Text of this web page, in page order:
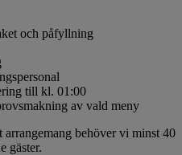
och påfyllning
till kl. 01:00
av vald meny
behöver vi minst 40
gäster.